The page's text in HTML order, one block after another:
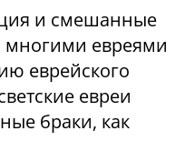
и смешанные
многими евреями
еврейского
евреи
браки, как